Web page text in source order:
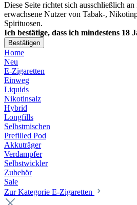
Diese Seite richtet sich ausschließlich
erwachsene Nutzer von Tabak-,
Spirituosen.
Ich bestätige, dass ich mindestens 18
Bestätigen
Home
Neu
E-Zigaretten
Einweg
Liquids
Nikotinsalz
Hybrid
Longfills
Selbstmischen
Prefilled Pod
Akkuträger
Verdampfer
Selbstwickler
Zubehör
Sale
Zur Kategorie E-Zigaretten